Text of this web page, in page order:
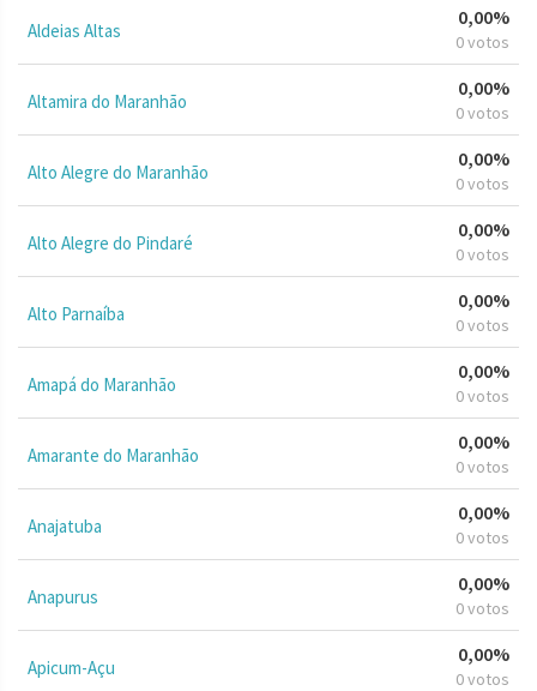
Aldeias Altas
0,00%
0 votos
Altamira do Maranhão
0,00%
0 votos
Alto Alegre do Maranhão
0,00%
0 votos
Alto Alegre do Pindaré
0,00%
0 votos
Alto Parnaíba
0,00%
0 votos
Amapá do Maranhão
0,00%
0 votos
Amarante do Maranhão
0,00%
0 votos
Anajatuba
0,00%
0 votos
Anapurus
0,00%
0 votos
Apicum-Açu
0,00%
0 votos